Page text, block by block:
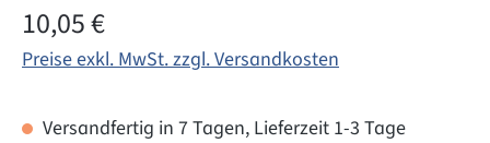
Regulärer Preis:
10,05 €
Preise exkl. MwSt. zzgl. Versandkosten
Versandfertig in 7 Tagen, Lieferzeit 1-3 Tage